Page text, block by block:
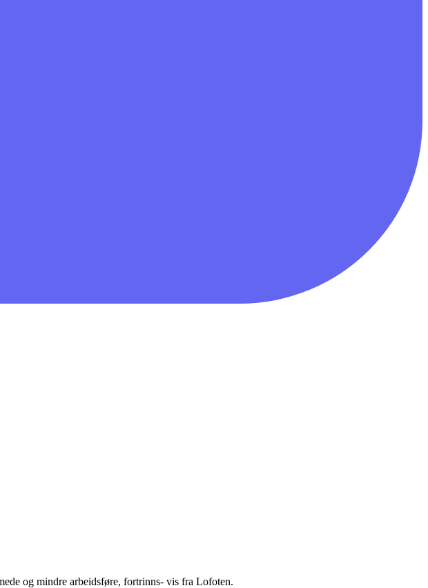
og mindre arbeidsføre, fortrinns- vis fra Lofoten.